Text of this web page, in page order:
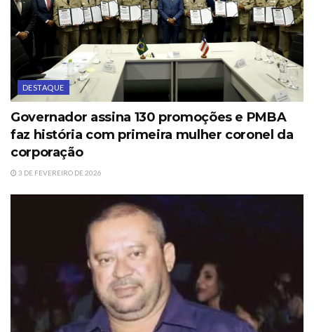
DESTAQUE
Governador assina 130 promoções e PMBA
faz história com primeira mulher coronel da
corporação
3 DE FEVEREIRO DE 2026